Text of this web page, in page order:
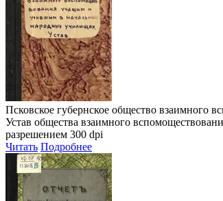
Псковское губернское общество
Устав общества взаимного
разрешением 300 dpi
Читать Подробнее